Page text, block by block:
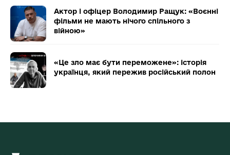
Актор і офіцер Володимир Ращук: «Воєнні
фільми не мають нічого спільного з
війною»
«Це зло має бути переможене»: історія
українця, який пережив російський полон